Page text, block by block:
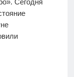
Сегодня